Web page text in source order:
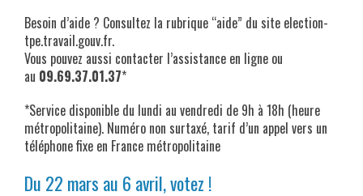
Besoin d’aide ? Consultez la rubrique “aide” du site election-
tpe.travail.gouv.fr.
Vous pouvez aussi contacter l’assistance en ligne ou
au 09.69.37.01.37*
*Service disponible du lundi au vendredi de 9h à 18h (heure
métropolitaine). Numéro non surtaxé, tarif d’un appel vers un
téléphone fixe en France métropolitaine
Du 22 mars au 6 avril, votez !